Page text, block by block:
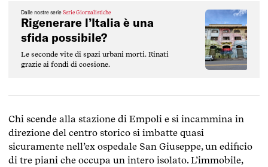
Dalle nostre serie Serie Giornalistiche
Rigenerare l’Italia è una
sfida possibile?
Le seconde vite di spazi urbani morti. Rinati
grazie ai fondi di coesione.
Chi scende alla stazione di Empoli e si incammina in
direzione del centro storico si imbatte quasi
sicuramente nell’ex ospedale San Giuseppe, un edificio
di tre piani che occupa un intero isolato. L’immobile,